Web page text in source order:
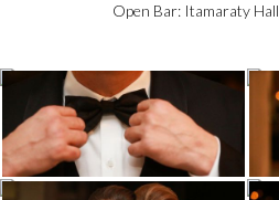
Open Bar: Itamaraty Hall